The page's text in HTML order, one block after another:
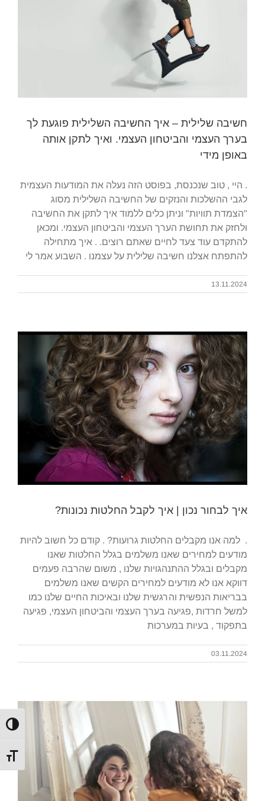
מתג
חשיבה שלילית – איך החשיבה השלילית פוגעת לך
בערך העצמי והביטחון העצמי. ואיך לתקן אותה
באופן מידי
. היי , טוב שנכנסת, בפוסט הזה נעלה את המודעות העצמית
לגבי ההשלכות והנזקים של החשיבה השלילית מסוג
"הצמדת תוויות" וניתן כלים ללמוד איך לתקן את החשיבה
ולחזק את תחושת הערך העצמי והביטחון העצמי. ומכאן
להתקדם עוד צעד לחיים שאתם רוצים. . איך מתחילה
להתפתח אצלנו חשיבה שלילית על עצמנו . השבוע אמר לי
13.11.2024
איך לבחור נכון | איך לקבל החלטות נכונות?
. למה אנו מקבלים החלטות גרועות? . קודם כל חשוב להיות
מודעים למחירים שאנו משלמים בגלל החלטות שאנו
מקבלים ובגלל ההתנהגויות שלנו , משום שהרבה פעמים
דווקא אנו לא מודעים למחירים הקשים שאנו משלמים
בבריאות הנפשית והרגשית שלנו ובאיכות החיים שלנו כמו
למשל חרדות ,פגיעה בערך העצמי והביטחון העצמי, פגיעה
בתפקוד , בעיות במערכות
03.11.2024